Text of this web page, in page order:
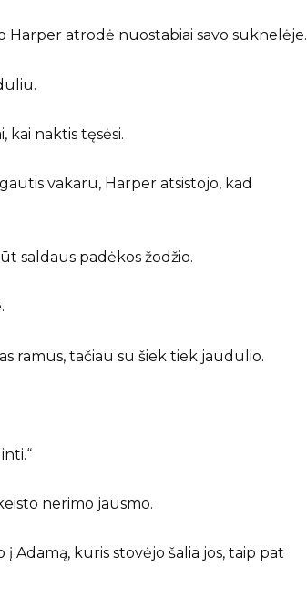
Harper atrodė nuostabiai savo suknelėje.
kai naktis tęsėsi.
vakaru, Harper atsistojo, kad
saldaus padėkos žodžio.
ramus, tačiau su šiek tiek jaudulio.
nerimo jausmo.
Adamą, kuris stovėjo šalia jos, taip pat